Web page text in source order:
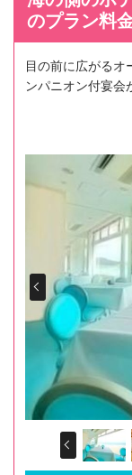
のプラン料
目の前に広がるオ
ンパニオン付宴会
Prev
Prev